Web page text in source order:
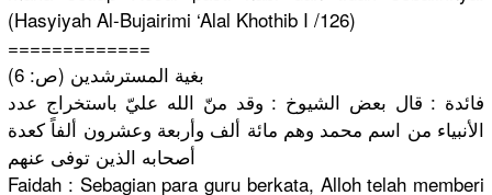
(Hasyiyah Al-Bujairimi ‘Alal Khothib I /126)
=============
بغية المسترشدين (ص: 6)
فائدة : قال بعض الشيوخ : وقد منّ الله عليّ باستخراج عدد
الأنبياء من اسم محمد وهم مائة ألف وأربعة وعشرون ألفاً كعدة
أصحابه الذين توفى عنهم
Faidah : Sebagian para guru berkata, Alloh telah memberi